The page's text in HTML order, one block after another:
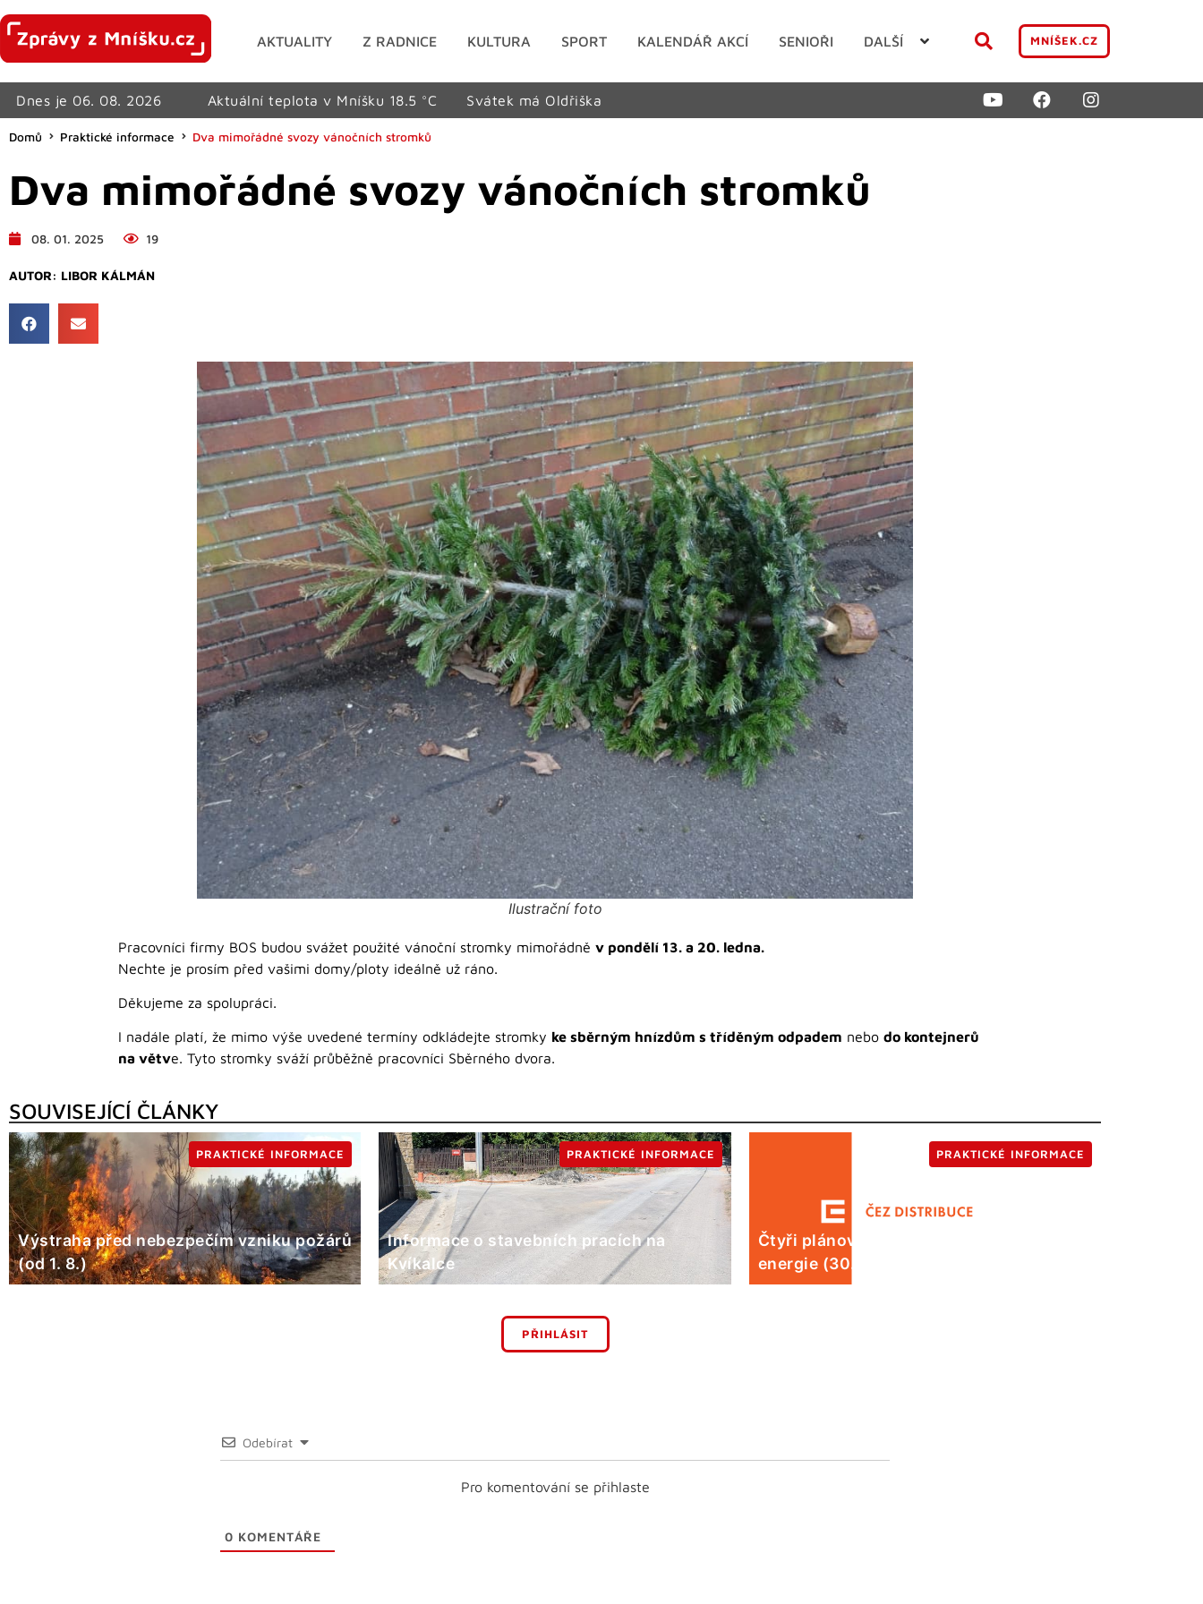
AKTUALITY Z RADNICE KULTURA SPORT KALENDÁŘ AKCÍ SENIOŘI DALŠÍ MNÍŠEK.CZ
Dnes je 06. 08. 2026 Aktuální teplota v Mníšku 18.5 °C Svátek má Oldřiška
Domů Praktické informace Dva mimořádné svozy vánočních stromků
Dva mimořádné svozy vánočních stromků
08. 01. 2025 19
AUTOR: LIBOR KÁLMÁN
Ilustrační foto
Pracovníci firmy BOS budou svážet použité vánoční stromky mimořádně v pondělí 13. a 20. ledna.
Nechte je prosím před vašimi domy/ploty ideálně už ráno.
Děkujeme za spolupráci.
I nadále platí, že mimo výše uvedené termíny odkládejte stromky ke sběrným hnízdům s tříděným odpadem nebo do kontejnerů
na větve. Tyto stromky sváží průběžně pracovníci Sběrného dvora.
SOUVISEJÍCÍ ČLÁNKY
Výstraha před nebezpečím vzniku požárů
(od 1. 8.)
PRAKTICKÉ INFORMACE
Informace o stavebních pracích na
Kvíkalce
PRAKTICKÉ INFORMACE
Čtyři plánované odstávky elektrické
energie (30. 7.)
PRAKTICKÉ INFORMACE
PŘIHLÁSIT
Odebírat
Pro komentování se přihlaste
0 KOMENTÁŘE